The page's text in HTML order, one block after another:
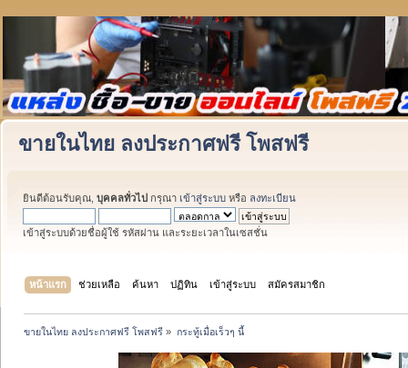
ขายในไทย ลงประกาศฟรี โพสฟรี
ยินดีต้อนรับคุณ, บุคคลทั่วไป กรุณา เข้าสู่ระบบ หรือ ลงทะเบียน
เข้าสู่ระบบด้วยชื่อผู้ใช้ รหัสผ่าน และระยะเวลาในเซสชั่น
หน้าแรก ช่วยเหลือ ค้นหา ปฏิทิน เข้าสู่ระบบ สมัครสมาชิก
ขายในไทย ลงประกาศฟรี โพสฟรี » กระทู้เมื่อเร็วๆ นี้